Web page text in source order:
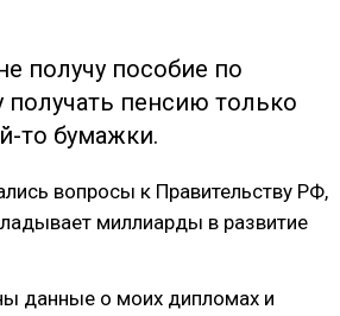
получу пособие по
получать пенсию только
то бумажки.
вопросы к Правительству РФ,
миллиарды в развитие
данные о моих дипломах и